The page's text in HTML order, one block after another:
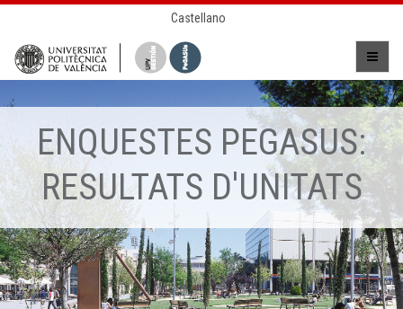
Castellano
ENQUESTES PEGASUS:
RESULTATS D'UNITATS